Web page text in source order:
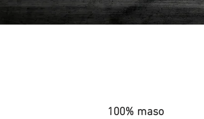
100% maso